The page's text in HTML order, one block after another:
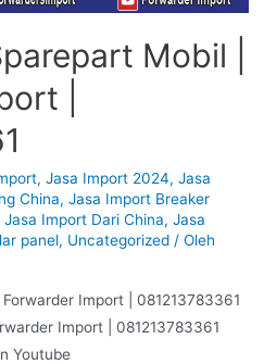
Mobil |
|
, Jasa Import 2024, Jasa
China, Jasa Import Breaker
Jasa Import Dari China, Jasa
panel, Uncategorized/ Oleh
Import | 081213783361
Import | 081213783361
Youtube